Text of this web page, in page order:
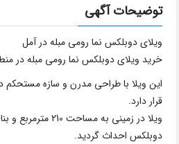
توضیحات آگهی
ویلای دوبلکس نما رومی مبله در آمل
خرید ویلای دوبلکس نما رومی مبله در
این ویلا با طراحی مدرن و سازه مستحکم
قرار دارد.
دوبلکس احداث گردید.